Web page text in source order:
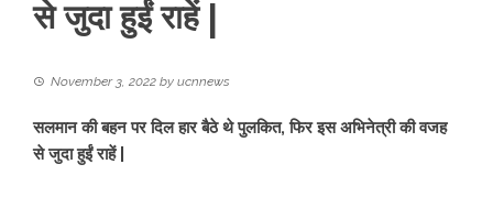
से जुदा हुईं राहें |
November 3, 2022 by ucnnews
सलमान की बहन पर दिल हार बैठे थे पुलकित, फिर इस अभिनेत्री की वजह
से जुदा हुईं राहें |